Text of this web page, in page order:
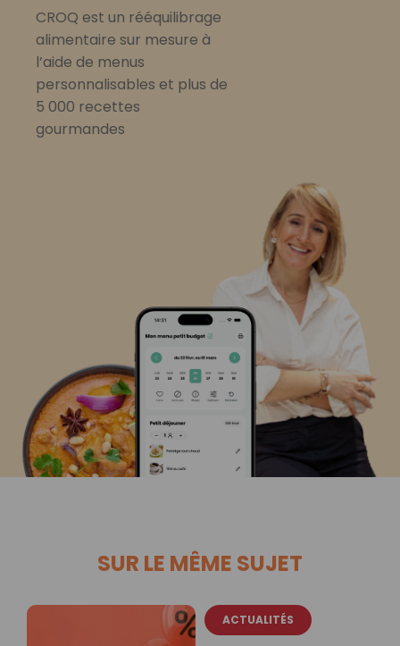
CROQ est un rééquilibrage
alimentaire sur mesure à
l’aide de menus
personnalisables et plus de
5 000 recettes
gourmandes
SUR LE MÊME SUJET
ACTUALITÉS